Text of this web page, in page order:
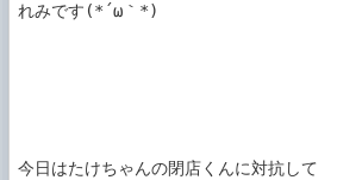
れみです(*´ω｀*)
今日はたけちゃんの閉店くんに対抗して